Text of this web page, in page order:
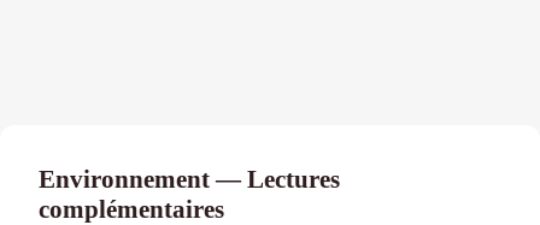
Environnement — Lectures
complémentaires